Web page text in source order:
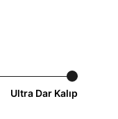
Ultra Dar Kalıp
Şifremi Unuttum